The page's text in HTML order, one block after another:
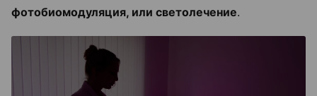
фотобиомодуляция, или светолечение.